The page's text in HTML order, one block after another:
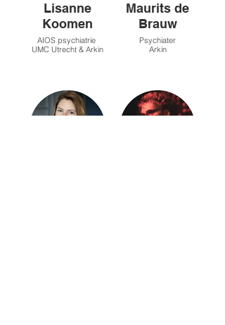
Lisanne
Koomen
AIOS psychiatrie
UMC Utrecht & Arkin
Maurits de
Brauw
Psychiater
Arkin